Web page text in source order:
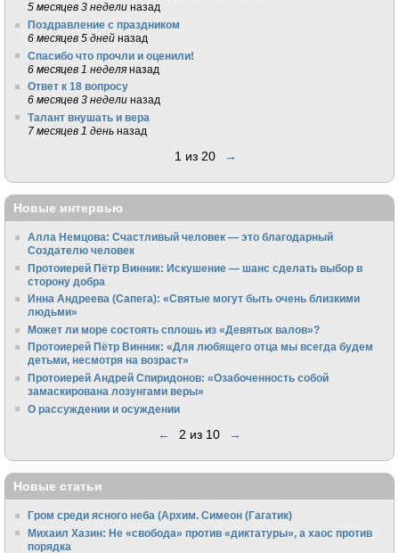
5 месяцев 3 недели назад
Поздравление с праздником
6 месяцев 5 дней назад
Спасибо что прочли и оценили!
6 месяцев 1 неделя назад
Ответ к 18 вопросу
6 месяцев 3 недели назад
Талант внушать и вера
7 месяцев 1 день назад
1 из 20 →
Новые интервью
Алла Немцова: Счастливый человек — это благодарный
Создателю человек
Протоиерей Пётр Винник: Искушение — шанс сделать выбор в
сторону добра
Инна Андреева (Сапега): «Святые могут быть очень близкими
людьми»
Может ли море состоять сплошь из «Девятых валов»?
Протоиерей Пётр Винник: «Для любящего отца мы всегда будем
детьми, несмотря на возраст»
Протоиерей Андрей Спиридонов: «Озабоченность собой
замаскирована лозунгами веры»
О рассуждении и осуждении
← 2 из 10 →
Новые статьи
Гром среди ясного неба (Архим. Симеон (Гагатик)
Михаил Хазин: Не «свобода» против «диктатуры», а хаос против
порядка